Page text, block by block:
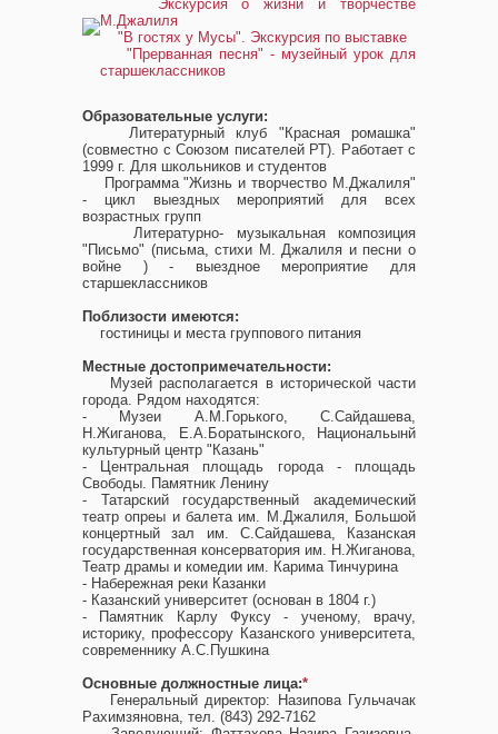
Экскурсия о жизни и творчестве
М.Джалиля
"В гостях у Мусы". Экскурсия по выставке
"Прерванная песня" - музейный урок для
старшеклассников
Образовательные услуги:
Литературный клуб "Красная ромашка"
(совместно с Союзом писателей РТ). Работает с
1999 г. Для школьников и студентов
Программа "Жизнь и творчество М.Джалиля"
- цикл выездных мероприятий для всех
возрастных групп
Литературно- музыкальная композиция
"Письмо" (письма, стихи М. Джалиля и песни о
войне ) - выездное мероприятие для
старшеклассников
Поблизости имеются:
гостиницы и места группового питания
Местные достопримечательности:
Музей располагается в исторической части
города. Рядом находятся:
- Музеи А.М.Горького, С.Сайдашева,
Н.Жиганова, Е.А.Боратынского, Национальынй
культурный центр "Казань"
- Центральная площадь города - площадь
Свободы. Памятник Ленину
- Татарский государственный академический
театр опреы и балета им. М.Джалиля, Большой
концертный зал им. С.Сайдашева, Казанская
государственная консерватория им. Н.Жиганова,
Театр драмы и комедии им. Карима Тинчурина
- Набережная реки Казанки
- Казанский университет (основан в 1804 г.)
- Памятник Карлу Фуксу - ученому, врачу,
историку, профессору Казанского университета,
современнику А.С.Пушкина
Основные должностные лица:*
Генеральный директор: Назипова Гульчачак
Рахимзяновна, тел. (843) 292-7162